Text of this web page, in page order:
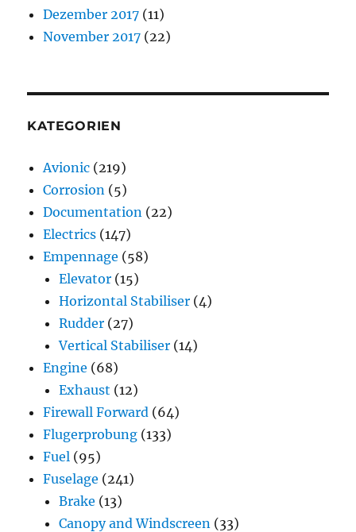
Dezember 2017 (11)
November 2017 (22)
KATEGORIEN
Avionic (219)
Corrosion (5)
Documentation (22)
Electrics (147)
Empennage (58)
Elevator (15)
Horizontal Stabiliser (4)
Rudder (27)
Vertical Stabiliser (14)
Engine (68)
Exhaust (12)
Firewall Forward (64)
Flugerprobung (133)
Fuel (95)
Fuselage (241)
Brake (13)
Canopy and Windscreen (33)